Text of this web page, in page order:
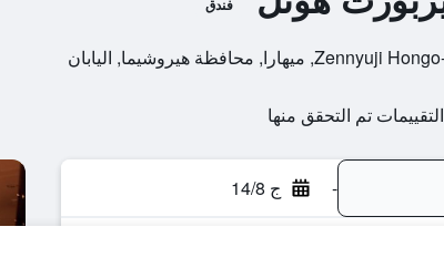
فندق
- ج 14/8